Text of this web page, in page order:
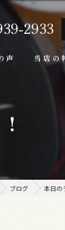
2933
声 当店の
ブログ 本日の